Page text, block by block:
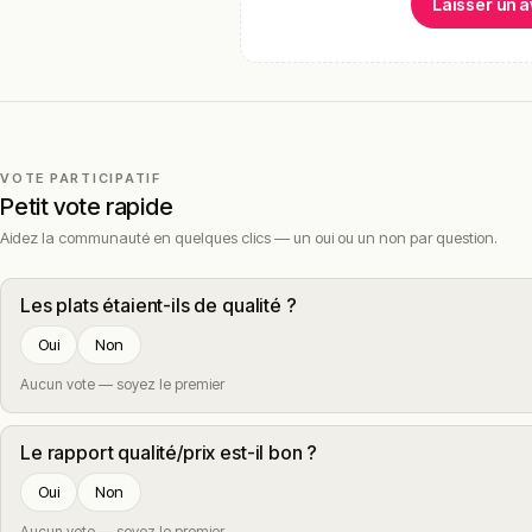
VOTE PARTICIPATIF
Petit vote rapide
Aidez la communauté en quelques clics — un oui ou un non par question.
Les plats étaient-ils de qualité ?
Oui Non
Aucun vote — soyez le premier
Le rapport qualité/prix est-il bon ?
Oui Non